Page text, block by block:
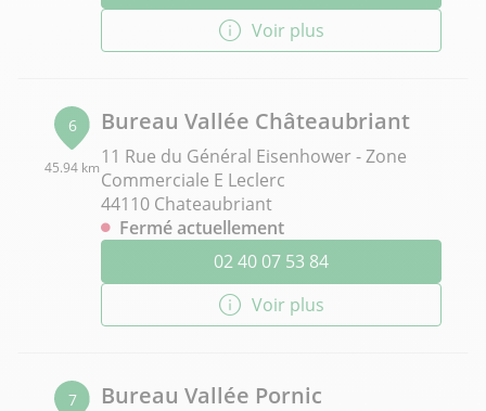
Voir plus
6
45.94 km
Bureau Vallée Châteaubriant
11 Rue du Général Eisenhower - Zone
Commerciale E Leclerc
44110 Chateaubriant
Fermé actuellement
02 40 07 53 84
Voir plus
7 Bureau Vallée Pornic